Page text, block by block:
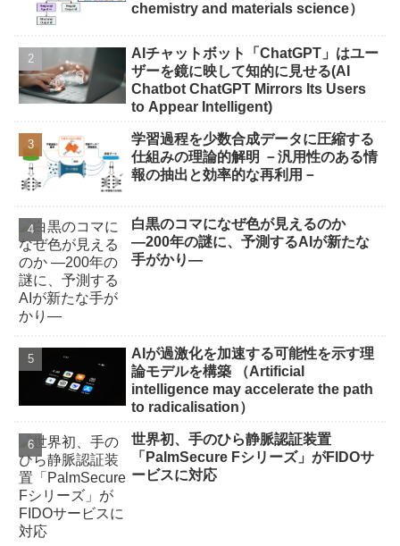
chemistry and materials science）
AIチャットボット「ChatGPT」はユー
ザーを鏡に映して知的に見せる(AI
Chatbot ChatGPT Mirrors Its Users
to Appear Intelligent)
学習過程を少数合成データに圧縮する
仕組みの理論的解明 －汎用性のある情
報の抽出と効率的な再利用－
白黒のコマになぜ色が見えるのか
―200年の謎に、予測するAIが新たな
手がかり―
AIが過激化を加速する可能性を示す理
論モデルを構築 （Artificial
intelligence may accelerate the path
to radicalisation）
世界初、手のひら静脈認証装置
「PalmSecure Fシリーズ」がFIDOサ
ービスに対応